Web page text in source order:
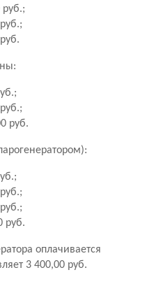
руб.
руб.
оплачивается
3 400,00 руб.